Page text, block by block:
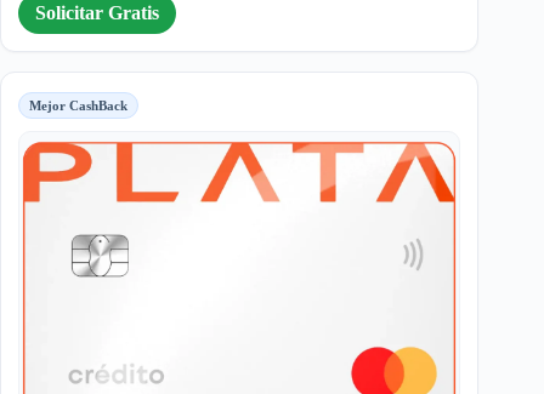
Solicitar Gratis
Mejor CashBack